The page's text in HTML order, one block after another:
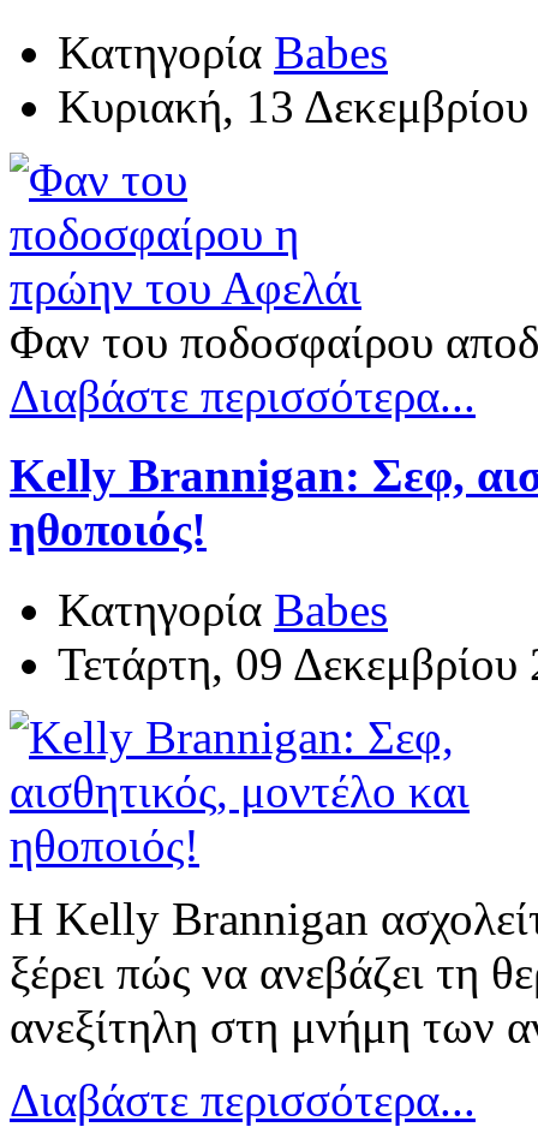
Κατηγορία Babes
Κυριακή, 13
Φαν του ποδοσφαίρου
Διαβάστε περισσότερα...
Kelly Brannigan: Σεφ,
ηθοποιός!
Κατηγορία Babes
Τετάρτη, 09
Η Kelly Brannigan
ξέρει πώς να ανεβάζει τη
ανεξίτηλη στη μνήμη των
Διαβάστε περισσότερα...